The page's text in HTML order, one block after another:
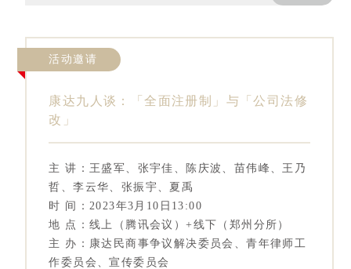
康达九人谈：「全面注册制」与「公司法修
改」
活动邀请
主 讲：王盛军、张宇佳、陈庆波、苗伟峰、王乃
哲、李云华、张振宇、夏禹
时 间：2023年3月10日13:00
地 点：线上（腾讯会议）+线下（郑州分所）
主 办：康达民商事争议解决委员会、青年律师工
作委员会、宣传委员会